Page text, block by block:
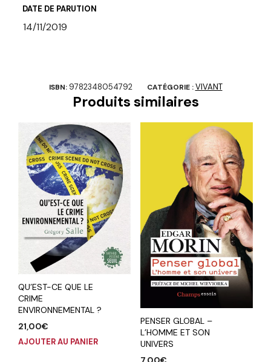
DATE DE PARUTION
14/11/2019
ISBN: 9782348054792 CATÉGORIE :VIVANT
Produits similaires
QU’EST-CE QUE LE
CRIME
ENVIRONNEMENTAL ?
21,00€
AJOUTER AU PANIER
PENSER GLOBAL –
L’HOMME ET SON
UNIVERS